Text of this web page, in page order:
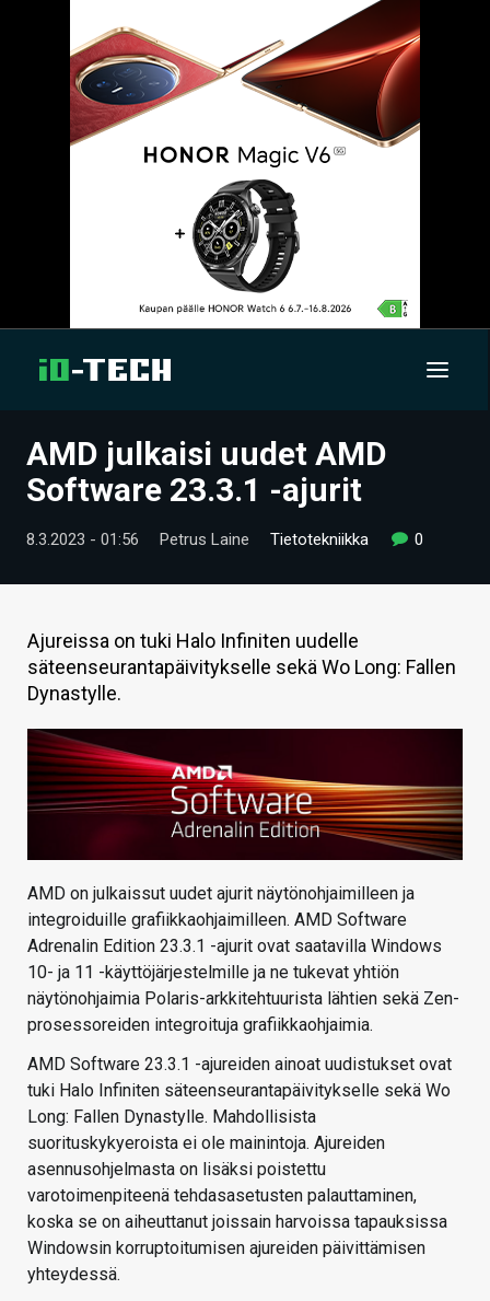
UUTISET
TIETOA
HINTA.FI
KAUPPA
VAIHDA TEEMA
HAKU
AMD julkaisi uudet AMD
Software 23.3.1 -ajurit
8.3.2023 - 01:56 Petrus Laine Tietotekniikka 0
Ajureissa on tuki Halo Infiniten uudelle
säteenseurantapäivitykselle sekä Wo Long: Fallen
Dynastylle.
AMD on julkaissut uudet ajurit näytönohjaimilleen ja
integroiduille grafiikkaohjaimilleen. AMD Software
Adrenalin Edition 23.3.1 -ajurit ovat saatavilla Windows
10- ja 11 -käyttöjärjestelmille ja ne tukevat yhtiön
näytönohjaimia Polaris-arkkitehtuurista lähtien sekä Zen-
prosessoreiden integroituja grafiikkaohjaimia.
AMD Software 23.3.1 -ajureiden ainoat uudistukset ovat
tuki Halo Infiniten säteenseurantapäivitykselle sekä Wo
Long: Fallen Dynastylle. Mahdollisista
suorituskykyeroista ei ole mainintoja. Ajureiden
asennusohjelmasta on lisäksi poistettu
varotoimenpiteenä tehdasasetusten palauttaminen,
koska se on aiheuttanut joissain harvoissa tapauksissa
Windowsin korruptoitumisen ajureiden päivittämisen
yhteydessä.